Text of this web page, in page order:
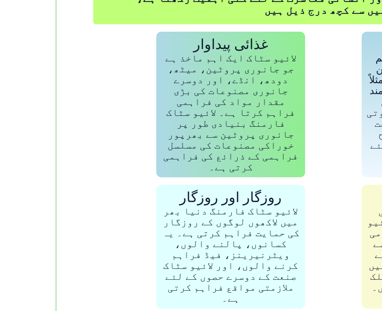
سے کچھ درج ذیل ہیں
غذائی پیداوار
لائیو سٹاک ایک اہم ماخذ ہے
جو جانوری پروٹین، میٹھ،
دودھ، انڈے، اور دوسرے
جانوری مصنوعات کی بڑی
مقدار مواد کی فراہمی
فراہم کرتا ہے۔ لائیو سٹاک
فارمنگ بنیادی طور پر
جانوری پروٹین سے بھرپور
خوراکی مصنوعات کی مسلسل
فراہمی کے ذرائع کی فراہمی
کرتی ہے۔
(مثلاً
روزگار اور روزگار
لائیو سٹاک فارمنگ دنیا بھر
میں لاکھوں لوگوں کے روزگار
کی حمایت فراہم کرتی ہے۔ یہ
کسانوں، پالنے والوں،
ویٹرنیرینز، فیڈ فراہم
کرنے والوں، اور لائیو سٹاک
صنعت کے دوسرے حصوں کے لئے
ملازمتی مواقع فراہم کرتی
ہے۔